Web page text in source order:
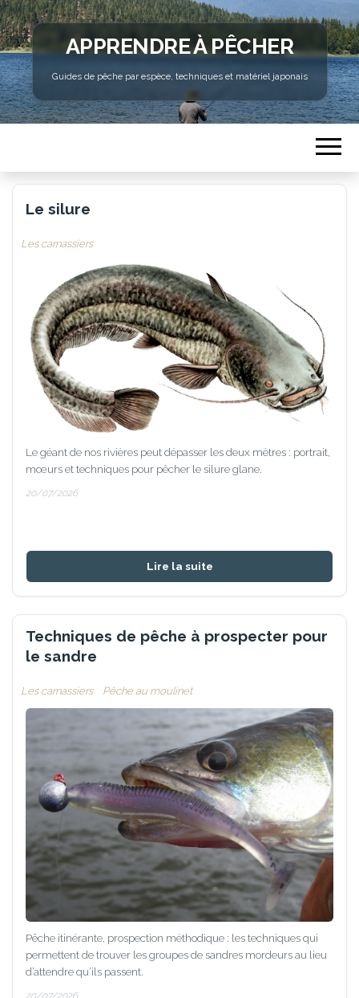
APPRENDRE À PÊCHER
Guides de pêche par espèce, techniques et matériel japonais
Le silure
Les carnassiers
Le géant de nos rivières peut dépasser les deux mètres : portrait,
mœurs et techniques pour pêcher le silure glane.
20/07/2026
Lire la suite
Techniques de pêche à prospecter pour
le sandre
Les carnassiers Pêche au moulinet
Pêche itinérante, prospection méthodique : les techniques qui
permettent de trouver les groupes de sandres mordeurs au lieu
d’attendre qu’ils passent.
20/07/2026